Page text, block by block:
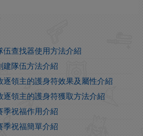
伍查找器使用方法介紹
建隊伍方法介紹
逐領主的護身符效果及屬性介紹
逐領主的護身符獲取方法介紹
季祝福作用介紹
季祝福簡單介紹